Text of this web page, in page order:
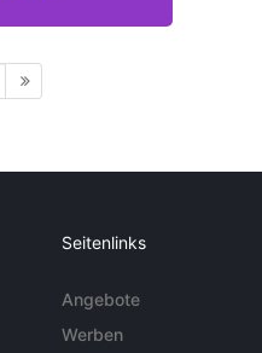
Seitenlinks
Angebote
Werben